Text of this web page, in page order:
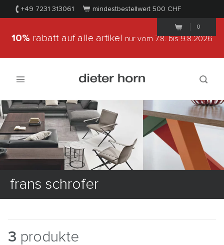
+49 7231 313061 mindestbestellwert 500 CHF
0
10% rabatt auf alle artikel nur vom 7.8.bis 9.8.2026
frans schrofer
3 produkte